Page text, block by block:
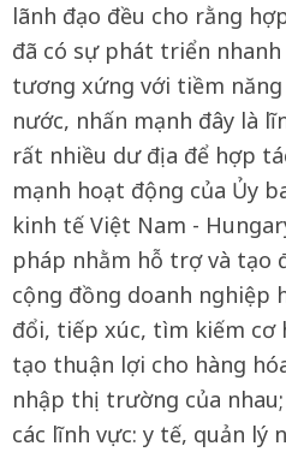
lãnh đạo đều cho rằng
đã có sự phát triển
tương xứng với tiềm
nước, nhấn mạnh đây là
rất nhiều dư địa để hợp
mạnh hoạt động của Ủy
kinh tế Việt Nam -
pháp nhằm hỗ trợ và tạo
cộng đồng doanh nghiệp
đổi, tiếp xúc, tìm kiếm cơ
tạo thuận lợi cho hàng
nhập thị trường của
các lĩnh vực: y tế, quản lý